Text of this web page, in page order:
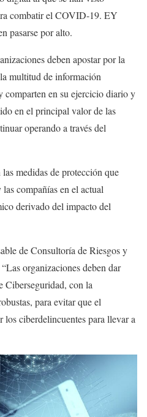
combatir el COVID-19. EY
pasarse por alto.
deben apostar por la
multitud de información
comparten en su ejercicio diario y
en el principal valor de las
operando a través del
medidas de protección que
compañías en el actual
derivado del impacto del
de Consultoría de Riesgos y
organizaciones deben dar
Ciberseguridad, con la
para evitar que el
los ciberdelincuentes para llevar a